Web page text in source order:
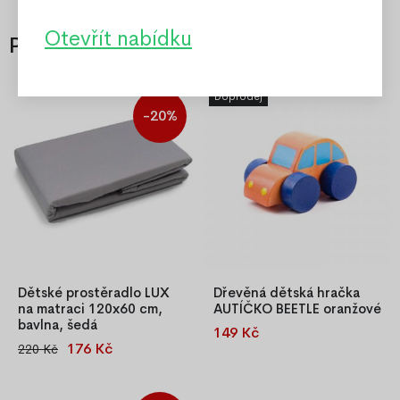
Příslušenství
-20%
Dětské prostěradlo LUX
na matraci 120x60 cm,
bavlna, šedá
Šedé dětské napínací
100% bavlny. Hustá vazba a
220 Kč 176 Kč
Doprodej
Dřevěná dětská hračka
AUTÍČKO BEETLE oranžové
Závodění, cestování a skvělá
149 Kč
Otevřít nabídku